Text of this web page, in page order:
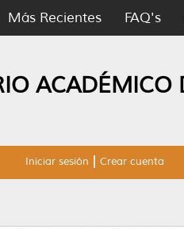
Más Recientes FAQ's
ACADÉMICO
Iniciar sesión Crear cuenta